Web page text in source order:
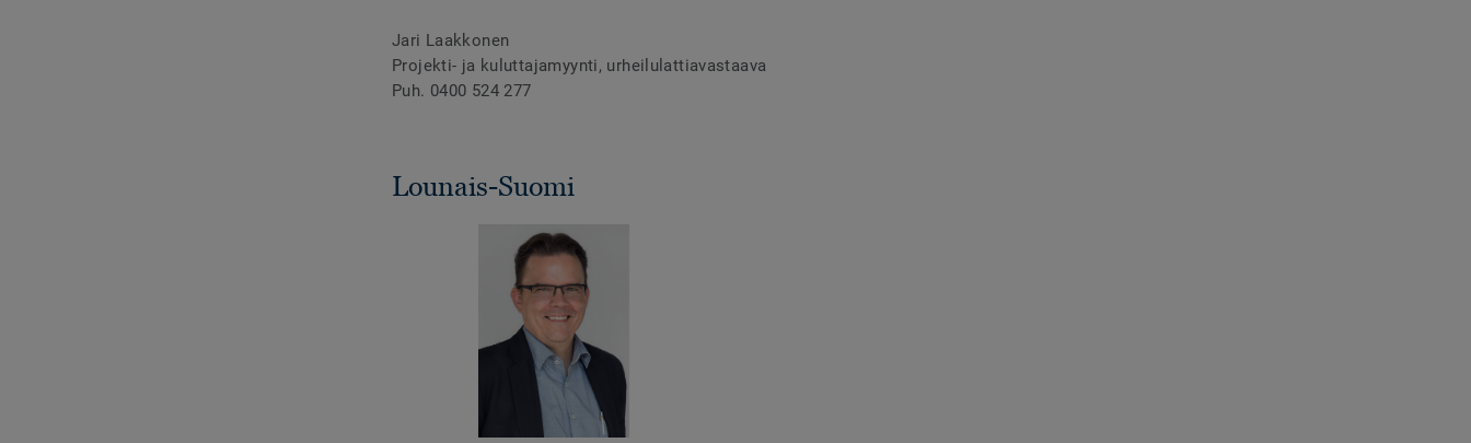
Jari Laakkonen
Projekti- ja kuluttajamyynti, urheilulattiavastaava
Puh. 0400 524 277
Lounais-Suomi